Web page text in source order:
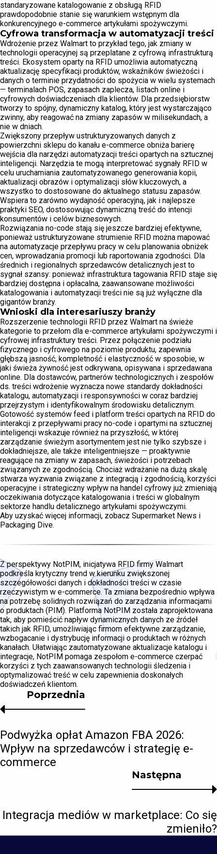
standaryzowane katalogowanie z obsługą RFID
prawdopodobnie stanie się warunkiem wstępnym dla
konkurencyjnego e-commerce artykułami spożywczymi.
Cyfrowa transformacja w automatyzacji treści
Wdrożenie przez Walmart to przykład tego, jak zmiany w
technologii operacyjnej są przeplatane z cyfrową infrastrukturą
treści. Ekosystem oparty na RFID umożliwia automatyczną
aktualizację specyfikacji produktów, wskaźników świeżości i
danych o terminie przydatności do spożycia w wielu systemach
— terminalach POS, zapasach zaplecza, listach online i
cyfrowych doświadczeniach dla klientów. Dla przedsiębiorstw
tworzy to spójny, dynamiczny katalog, który jest wystarczająco
zwinny, aby reagować na zmiany zapasów w milisekundach, a
nie w dniach.
Zwiększony przepływ ustrukturyzowanych danych z
powierzchni sklepu do kanału e-commerce obniża barierę
wejścia dla narzędzi automatyzacji treści opartych na sztucznej
inteligencji. Narzędzia te mogą interpretować sygnały RFID w
celu uruchamiania zautomatyzowanego generowania kopii,
aktualizacji obrazów i optymalizacji słów kluczowych, a
wszystko to dostosowane do aktualnego statusu zapasów.
Wspiera to zarówno wydajność operacyjną, jak i najlepsze
praktyki SEO, dostosowując dynamiczną treść do intencji
konsumentów i celów biznesowych.
Rozwiązania no-code stają się jeszcze bardziej efektywne,
ponieważ ustrukturyzowane strumienie RFID można mapować
na automatyzacje przepływu pracy w celu planowania obniżek
cen, wprowadzania promocji lub raportowania zgodności. Dla
średnich i regionalnych sprzedawców detalicznych jest to
sygnał szansy: ponieważ infrastruktura tagowania RFID staje się
bardziej dostępna i opłacalna, zaawansowane możliwości
katalogowania i automatyzacji treści nie są już wyłączne dla
gigantów branży.
Wnioski dla interesariuszy branży
Rozszerzenie technologii RFID przez Walmart na świeże
kategorie to przełom dla e-commerce artykułami spożywczymi i
cyfrowej infrastruktury treści. Przez połączenie podziału
fizycznego i cyfrowego na poziomie produktu, zapewnia
głębszą jasność, kompletność i elastyczność w sposobie, w
jaki świeża żywność jest odkrywana, opisywana i sprzedawana
online. Dla dostawców, partnerów technologicznych i zespołów
ds. treści wdrożenie wyznacza nowe standardy dokładności
katalogu, automatyzacji i responsywności w coraz bardziej
przejrzystym i identyfikowalnym środowisku detalicznym.
Gotowość systemów feed i platform treści opartych na RFID do
interakcji z przepływami pracy no-code i opartymi na sztucznej
inteligencji wskazuje również na przyszłość, w której
zarządzanie świeżym asortymentem jest nie tylko szybsze i
dokładniejsze, ale także inteligentniejsze — proaktywnie
reagujące na zmiany w zapasach, świeżości i potrzebach
związanych ze zgodnością. Chociaż wdrażanie na dużą skalę
stwarza wyzwania związane z integracją i zgodnością, korzyści
operacyjne i strategiczny wpływ na handel cyfrowy już zmieniają
oczekiwania dotyczące katalogowania i treści w globalnym
sektorze handlu detalicznego artykułami spożywczymi.
Aby uzyskać więcej informacji, zobacz Supermarket News i
Packaging Dive.
Z perspektywy NotPIM, inicjatywa RFID firmy Walmart
podkreśla krytyczny trend w kierunku zwiększonej
szczegółowości danych i dokładności treści w czasie
rzeczywistym w e-commerce. Ta zmiana bezpośrednio wpływa
na potrzebę solidnych rozwiązań do zarządzania informacjami
o produktach (PIM). Platforma NotPIM została zaprojektowana
tak, aby pomieścić napływ dynamicznych danych ze źródeł
takich jak RFID, umożliwiając firmom efektywne zarządzanie,
wzbogacanie i dystrybucję informacji o produktach w różnych
kanałach. Ułatwiając zautomatyzowane aktualizacje katalogu i
integracje, NotPIM pomaga zespołom e-commerce czerpać
korzyści z tych zaawansowanych technologii śledzenia i
optymalizować treść w celu zapewnienia doskonałych
doświadczeń klientom.
Następna
Integracja mediów w marketplace: Co się
zmieniło?
Poprzednia
Podwyżka opłat Amazon FBA 2026:
Wpływ na sprzedawców i strategię e-
commerce